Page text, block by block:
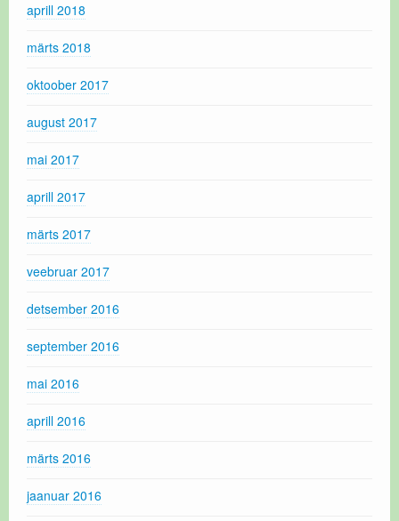
aprill 2018
märts 2018
oktoober 2017
august 2017
mai 2017
aprill 2017
märts 2017
veebruar 2017
detsember 2016
september 2016
mai 2016
aprill 2016
märts 2016
jaanuar 2016